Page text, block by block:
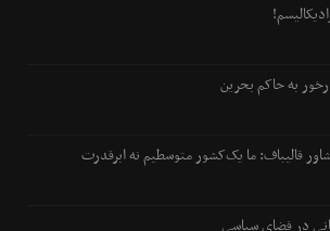
به حاکم بحرین
قالیباف: ما یک‌کشور متوسطیم نه ابرقدرت
در فضای سیاسی